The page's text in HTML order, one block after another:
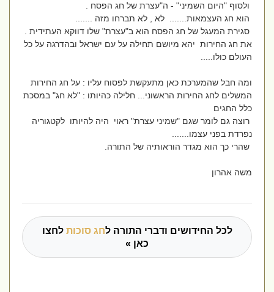
ולסוף "היום השמיני" - ה"עצרת של חג הפסח .
הוא חג העצמאות....... לא , לא תברחו מזה .......
סגירת המעגל של חג הפסח הוא ב"עצרת" שלו דווקא העתידית .
את חג החירות יהא מיושם תחילה על עם ישראל ובהדרגה על כל
העולם כולו.....
ומה חבל שהמערכת כאן מתעקשת לפסוח עליו : על חג החירות
המשלים לחג החירות הראשוני... חלילה כהיותו : "לא חג" במסכת
כלל החגים
רוצה גם לומר שגם "שמיני עצרת" ראוי היה להיותו לקטגוריה
נפרדת בפני עצמו.......
שהרי כך הוא מגדר הוראותיה של התורה.
משה אהרון
לכל החידושים ודברי התורה לחג סוכותלחצו
כאן »